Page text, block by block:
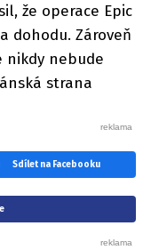
že operace Epic
dohodu. Zároveň
nikdy nebude
strana
Sdílet na Facebooku